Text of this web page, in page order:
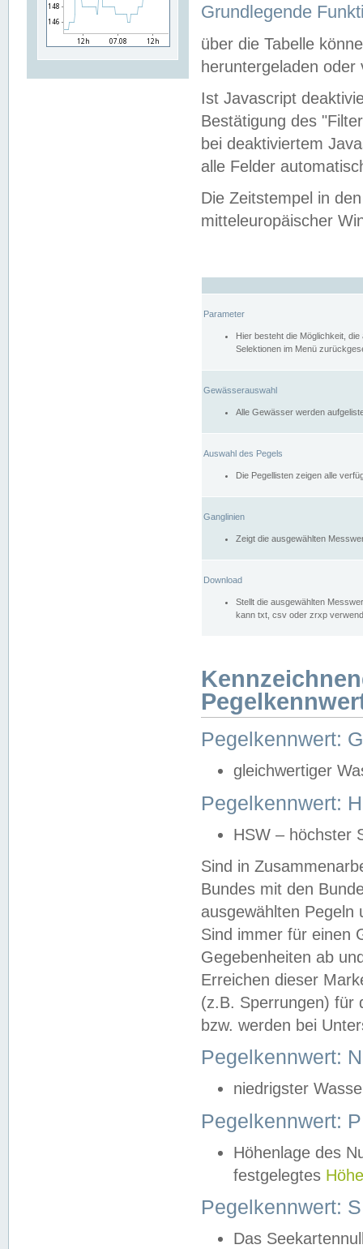
Grundlegende
über die Tabelle
heruntergeladen oder
Ist Javascript
Bestätigung des
bei deaktiviertem
alle Felder
Die Zeitstempel in
mitteleuropäischer
Parameter
Hier besteht die Möglichkeit,
Selektionen im Menü
Gewässerauswahl
Alle Gewässer werden
Auswahl des Pegels
Die Pegellisten zeigen alle
Ganglinien
Zeigt die ausgewählten
Download
Stellt die ausgewählten
kann txt, csv oder zrxp
Pegelkennwert:
gleichwertiger
Pegelkennwert:
HSW – höchster
Sind in
Bundes mit den
ausgewählten
Sind immer für einen
Gegebenheiten ab
Erreichen dieser
(z.B. Sperrungen) für
bzw. werden bei
Pegelkennwert:
niedrigster
Pegelkennwert:
Höhenlage des
festgelegtes
Pegelkennwert:
Das